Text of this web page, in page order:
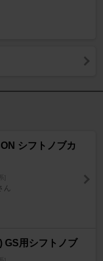
シフトノブカ
]
ん
GS用シフトノブ